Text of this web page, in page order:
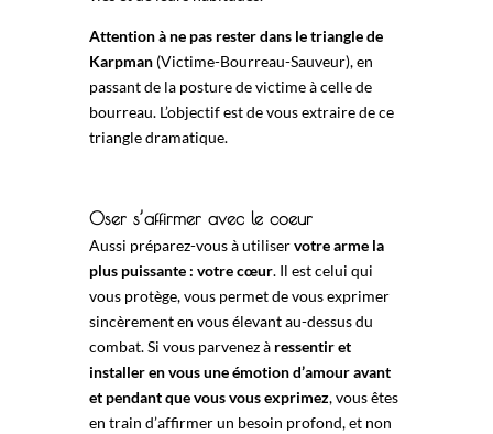
Attention à ne pas rester dans le triangle de
Karpman(Victime-Bourreau-Sauveur), en
passant de la posture de victime à celle de
bourreau. L’objectif est de vous extraire de ce
triangle dramatique.
Oser s’affirmer avec le coeur
Aussi préparez-vous à utiliservotre arme la
plus puissante : votre cœur. Il est celui qui
vous protège, vous permet de vous exprimer
sincèrement en vous élevant au-dessus du
combat. Si vous parvenez à ressentir et
installer en vous une émotion d’amour avant
et pendant que vous vous exprimez, vous êtes
en train d’affirmer un besoin profond, et non